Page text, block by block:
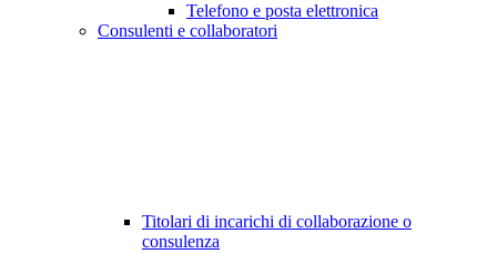
Telefono e posta elettronica
Consulenti e collaboratori
Titolari di incarichi di collaborazione o
consulenza